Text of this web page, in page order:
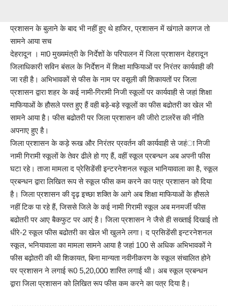
प्रशासन के बुलाने के बाद भी नहीं हुए थे हाजिर, प्रशासन में खंगाले कागज तो
सामने आया सच
देहरादून । मा0 मुख्यमंत्री के निर्देशों के परिपालन में जिला प्रशासन देहरादून
जिलाधिकारी सविन बंसल के निर्देशन में शिक्षा माफियाओं पर निरंतर कार्यवाही की
जा रही है। अभिभावकों से फीस के नाम पर वसूली की शिकायतों पर जिला
प्रशासन द्वारा शहर के कई नामी-गिरामी निजी स्कूलों पर कार्यवाही से जहां शिक्षा
माफियाओं के हौसले पस्त हुए हैं वही बड़े-बड़े स्कूलों का फीस बढोतरी का खेल भी
सामने आया है। फीस बढोतरी पर जिला प्रशासन की जीरो टालरेंस की नीति
अपनाए हुए है।
जिला प्रशासन के कड़े रूख और निरंतर प्रवर्तन की कार्यवाही से जहंा निजी
नामी गिरामी स्कूलों के तेवर ढीले हो गए हैं, वहीं स्कूल प्रबन्धन अब अपनी फीस
घटा रहे। ताजा मामला द प्रेसिडेंसी इन्टरनेशनल स्कूल भानियावाला का है, स्कूल
प्रबन्धन द्वारा लिखित रूप से स्कूल फीस कम करने का पत्र प्रशासन को दिया
है। जिला प्रशासन की दृढ़ इच्छा शक्ति के आगे अब शिक्षा माफियाओं के हौसले
नहीं टिक पा रहे हैं, जिससे जिले के कई नामी गिरामी स्कूल अब मनमर्जी फीस
बढोतरी पर आए बैकफुट पर आएं है। जिला प्रशासन ने जैसे ही सख्ताई दिखाई तो
धीरे-2 स्कूल फीस बढोतरी का खेल भी खुलने लगा। द प्रसिडेंसी इन्टरनेशनल
स्कूल, भनियावाला का मामला सामने आया है जहां 100 से अधिक अभिभावकों ने
फीस बढ़ोतरी की थी शिकायत, बिना मान्यता नवीनीकरण के स्कूल संचालित होने
पर प्रशासन ने लगाई रू0 5,20,000 शास्ति लगाई थी। अब स्कूल प्रबन्धन
द्वारा जिला प्रशासन को लिखित रूप फीस कम करने का पत्र दिया है।